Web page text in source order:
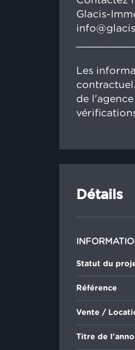
Glacis-
Les
de
Détails
Statut du
Référence
Vente /
Titre de